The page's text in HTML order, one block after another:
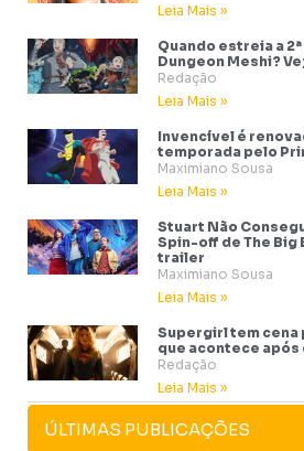
Leia Mais »
Quando estreia a
Dungeon Meshi?
Redação
Leia Mais »
Invencível é
temporada pelo
Maximiano Sousa
Leia Mais »
Stuart Não
Spin-off de The Big
trailer
Maximiano Sousa
Leia Mais »
Supergirl tem
que acontece após
Redação
Leia Mais »
ÚLTIMAS PUBLICAÇÕES